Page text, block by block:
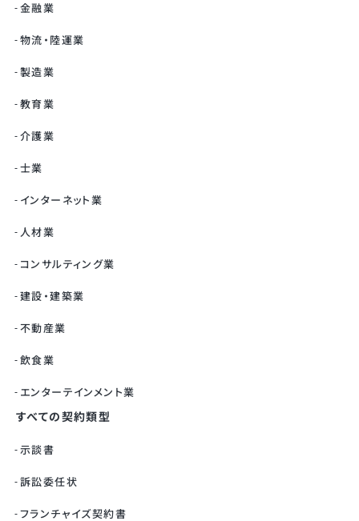
金融業
物流・陸運業
製造業
教育業
介護業
士業
インターネット業
人材業
コンサルティング業
建設・建築業
不動産業
飲食業
エンターテインメント業
すべての契約類型
示談書
訴訟委任状
フランチャイズ契約書